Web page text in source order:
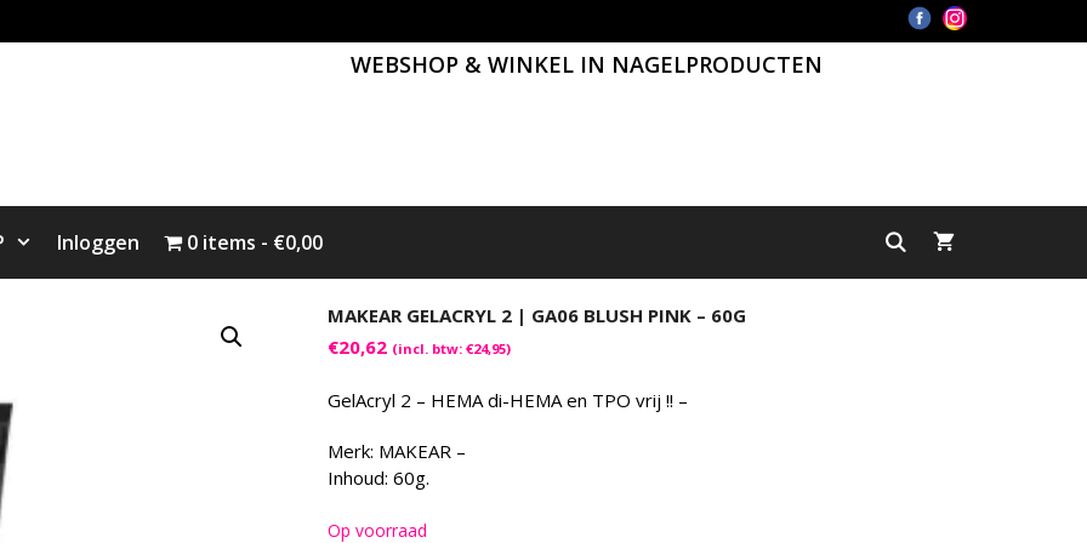
WEBSHOP & WINKEL IN NAGELPRODUCTEN
Inloggen 0 items €0,00
MAKEAR GELACRYL 2 | GA06 BLUSH PINK – 60G
€20,62 (incl. btw: €24,95)
GelAcryl 2 – HEMA di-HEMA en TPO vrij !! –
Merk: MAKEAR –
Inhoud: 60g.
Op voorraad